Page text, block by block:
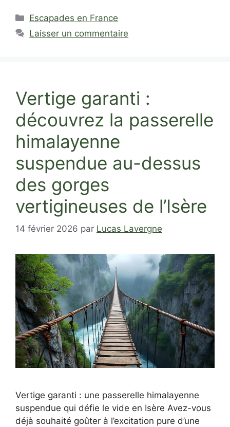
Catégories
Escapades en France
Laisser un commentaire
Vertige garanti :
découvrez la passerelle
himalayenne
suspendue au-dessus
des gorges
vertigineuses de l’Isère
14 février 2026 par Lucas Lavergne
Vertige garanti : une passerelle himalayenne
suspendue qui défie le vide en Isère Avez-vous
déjà souhaité goûter à l’excitation pure d’une